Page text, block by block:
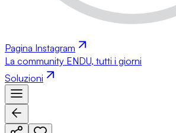
Pagina Instagram
La community ENDU, tutti i giorni
Soluzioni